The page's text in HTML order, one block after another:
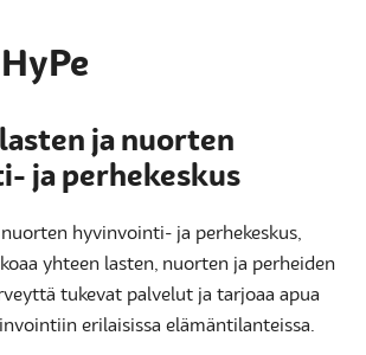
ja nuorten
ja perhekeskus
nuorten hyvinvointi- ja perhekeskus,
yhteen lasten, nuorten ja perheiden
tukevat palvelut ja tarjoaa apua
erilaisissa elämäntilanteissa.